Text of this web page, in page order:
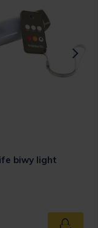
biwy light